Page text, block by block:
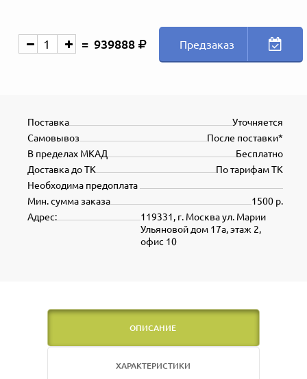
939888 Предзаказ
Уточняется
Поставка
После поставки*
Самовывоз
Бесплатно
В пределах МКАД
По тарифам ТК
Доставка до ТК
Необходима предоплата
1500 р.
Мин. сумма заказа
119331, г. Москва ул. Марии
Ульяновой дом 17а, этаж 2,
офис 10
Адрес:
ОПИСАНИЕ
ХАРАКТЕРИСТИКИ